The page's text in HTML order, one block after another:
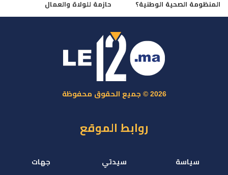
المنظومة الصحية الوطنية؟
حازمة للولاة والعمال
2026 © جميع الحقوق محفوظة
روابط الموقع
سياسة سيدتي جهات